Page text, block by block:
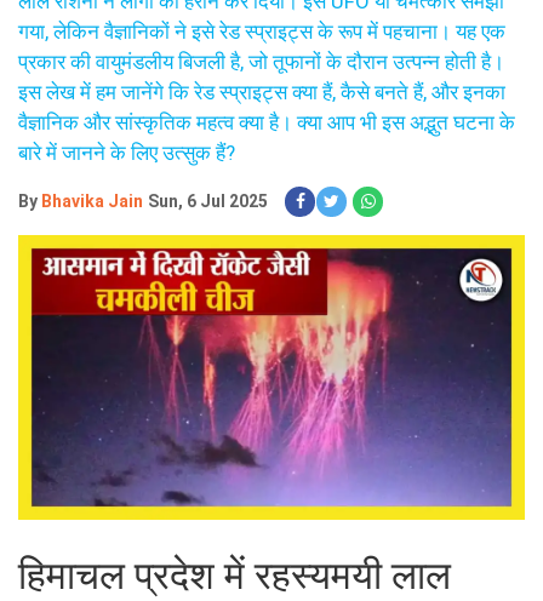
गया, लेकिन वैज्ञानिकों ने इसे रेड स्प्राइट्स के रूप में पहचाना। यह एक
प्रकार की वायुमंडलीय बिजली है, जो तूफानों के दौरान उत्पन्न होती है।
इस लेख में हम जानेंगे कि रेड स्प्राइट्स क्या हैं, कैसे बनते हैं, और इनका
वैज्ञानिक और सांस्कृतिक महत्व क्या है। क्या आप भी इस अद्भुत घटना के
बारे में जानने के लिए उत्सुक हैं?
By Bhavika Jain Sun, 6 Jul 2025
हिमाचल प्रदेश में रहस्यमयी लाल